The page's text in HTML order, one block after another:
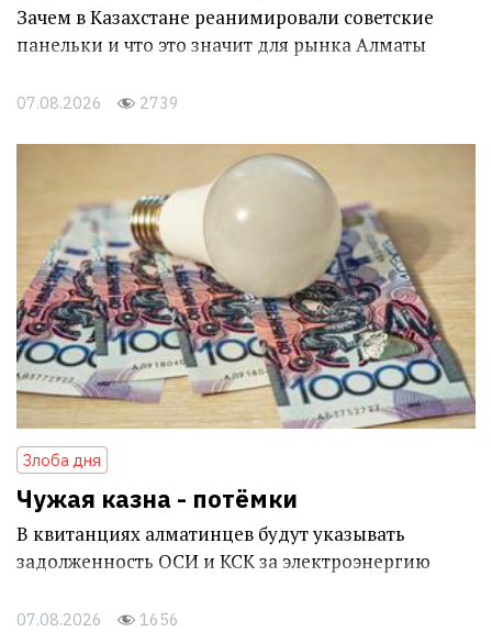
Зачем в Казахстане реанимировали советские
панельки и что это значит для рынка Алматы
07.08.2026 2739
Злоба дня
Чужая казна - потёмки
В квитанциях алматинцев будут указывать
задолженность ОСИ и КСК за электроэнергию
07.08.2026 1656